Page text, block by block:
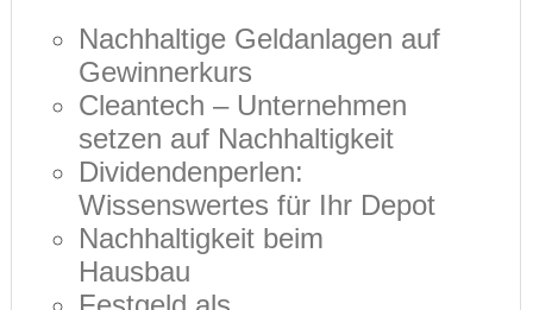
Nachhaltige Geldanlagen auf
Gewinnerkurs
Cleantech – Unternehmen
setzen auf Nachhaltigkeit
Dividendenperlen:
Wissenswertes für Ihr Depot
Nachhaltigkeit beim
Hausbau